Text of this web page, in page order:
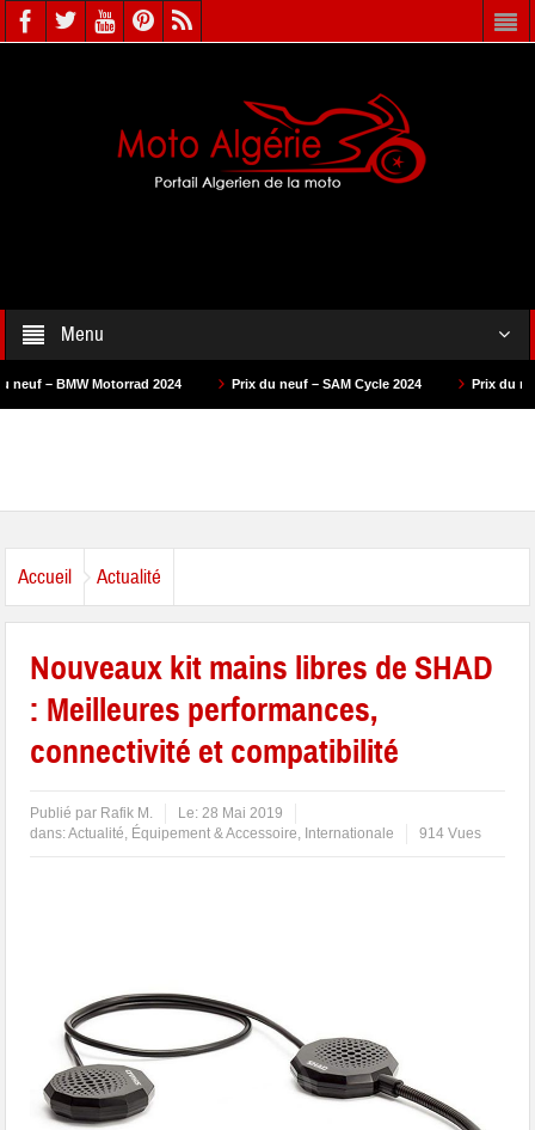
Menu
Motorrad 2024 Prix du neuf – SAM Cycle 2024 Prix du neuf – AS
Accueil Actualité
Nouveaux kit mains libres de SHAD
: Meilleures performances,
connectivité et compatibilité
Publié par Rafik M. Le:28 Mai 2019
dans:Actualité, Équipement & Accessoire, Internationale 914 Vues